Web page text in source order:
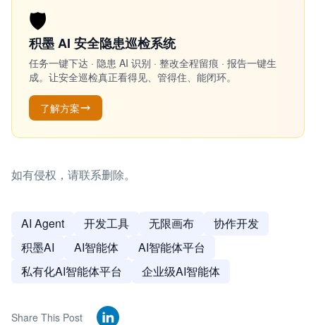
🛡️
积墨 AI 安全隐患巡检系统
任务一键下达 · 隐患 AI 识别 · 整改全程留痕 · 报告一键生
成。让安全巡检真正看得见、管得住、能闭环。
了解方案
如有侵权，请联系删除。
AI Agent 开发工具 无限画布
协作开发
积墨AI
AI智能体
AI智能体平台
私有化AI智能体平台
企业级AI智能体
Share This Post